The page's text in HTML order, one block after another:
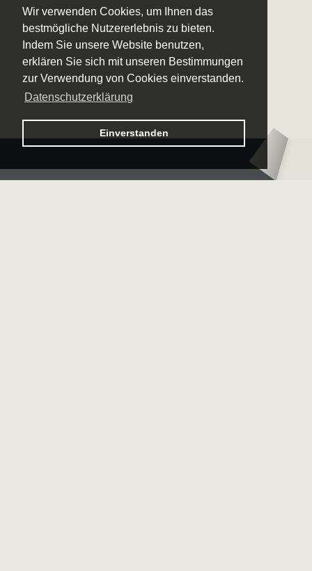
Wir verwenden Cookies, um Ihnen das
bestmögliche Nutzererlebnis zu bieten.
Indem Sie unsere Website benutzen,
erklären Sie sich mit unseren Bestimmungen
zur Verwendung von Cookies einverstanden.
Datenschutzerklärung
Einverstanden
Logo – Sächsische Bläserphilharmonie
Logo –